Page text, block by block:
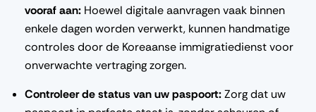
vooraf aan: Hoewel digitale aanvragen vaak binnen
enkele dagen worden verwerkt, kunnen handmatige
controles door de Koreaanse immigratiedienst voor
onverwachte vertraging zorgen.
Controleer de status van uw paspoort:Zorg dat uw